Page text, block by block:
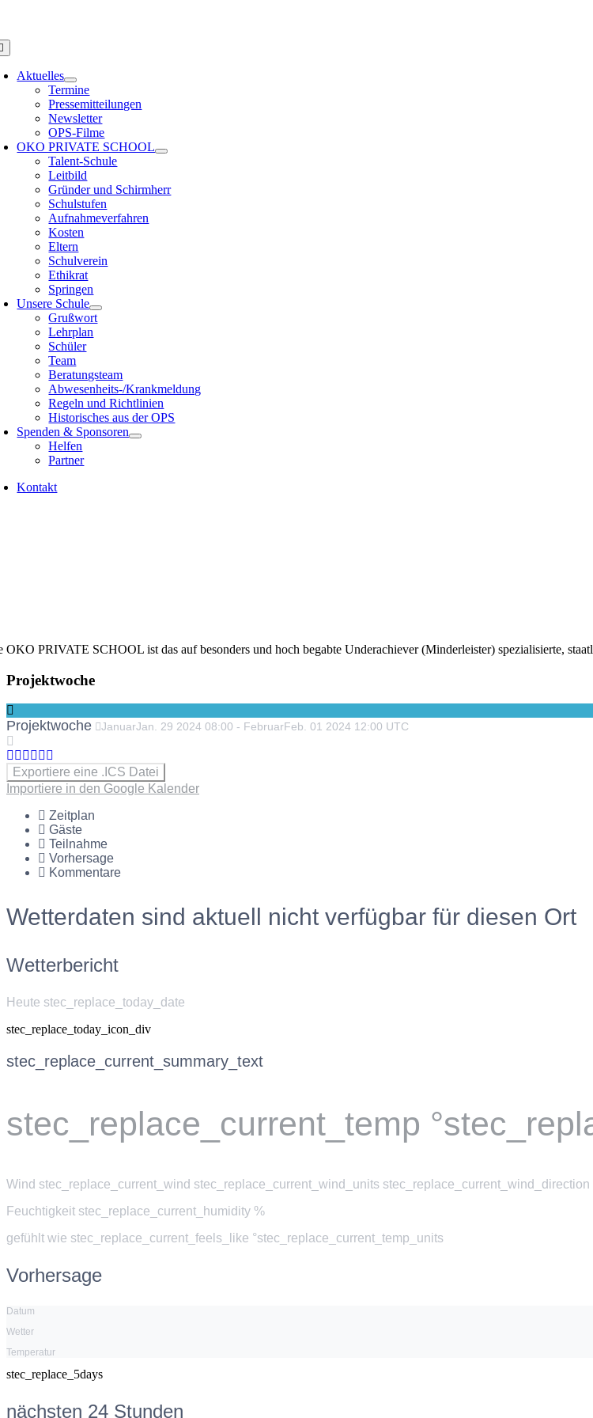
Aktuelles
Termine
Pressemitteilungen
Newsletter
OPS-Filme
OKO PRIVATE SCHOOL
Talent-Schule
Leitbild
Gründer und Schirmherr
Schulstufen
Aufnahmeverfahren
Kosten
Eltern
Schulverein
Ethikrat
Springen
Unsere Schule
Grußwort
Lehrplan
Schüler
Team
Beratungsteam
Abwesenheits-/Krankmeldung
Regeln und Richtlinien
Historisches aus der OPS
Spenden & Sponsoren
Helfen
Partner
Kontakt
OKO PRIVATE SCHOOL ist das auf besonders und hoch begabte Underachiever (Minderleister) spezialisierte,
Projektwoche
Projektwoche JanuarJan. 29 2024 08:00 - FebruarFeb. 01 2024 12:00 UTC
Exportiere eine .ICS Datei
Importiere in den Google Kalender
Zeitplan
Gäste
Teilnahme
Vorhersage
Kommentare
Wetterdaten sind aktuell nicht verfügbar für diesen Ort
Wetterbericht
Heute stec_replace_today_date
stec_replace_today_icon_div
stec_replace_current_summary_text
stec_replace_current_temp
Wind stec_replace_current_wind stec_replace_current_wind_units stec_replace_current_wind_direction
Feuchtigkeit stec_replace_current_humidity %
gefühlt wie stec_replace_current_feels_like °stec_replace_current_temp_units
Vorhersage
Datum
Wetter
Temperatur
stec_replace_5days
nächsten 24 Stunden